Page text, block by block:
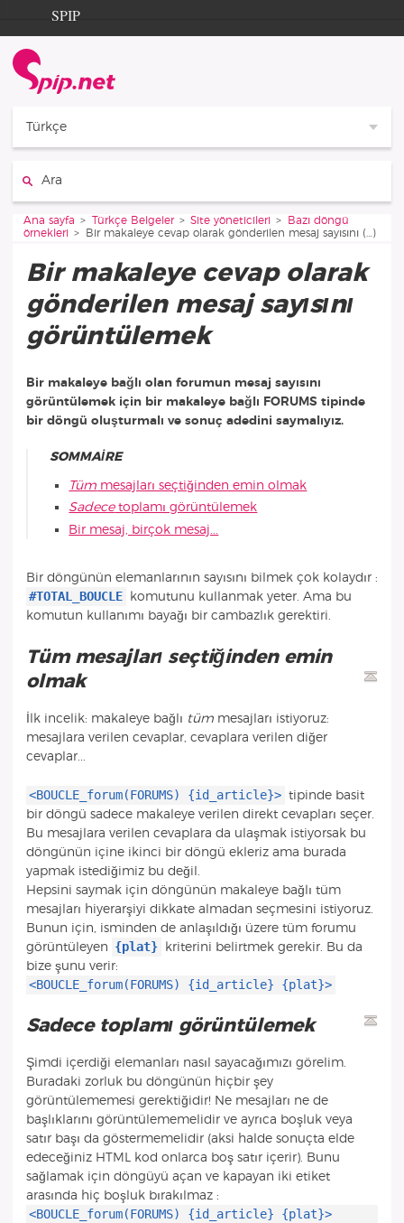
Aller au contenu
Aller à la navigation
SPIP
Documentation
Contribution
Türkçe
Vous êtes ici :
Ana sayfa Türkçe Belgeler Site yöneticileri
Bazı döngü
örnekleri
Bir makaleye cevap olarak gönderilen mesaj sayısını (…)
Bir makaleye cevap olarak
gönderilen mesaj sayısını
görüntülemek
Bir makaleye bağlı olan forumun mesaj sayısını
görüntülemek için bir makaleye bağlı FORUMS tipinde
bir döngü oluşturmalı ve sonuç adedini saymalıyız.
SOMMAIRE
Tüm mesajları seçtiğinden emin olmak
Sadecetoplamı görüntülemek
Bir mesaj, birçok mesaj...
Bir döngünün elemanlarının sayısını bilmek çok kolaydır :
#TOTAL_BOUCLE
komutunu kullanmak yeter. Ama bu
komutun kullanımı bayağı bir cambazlık gerektiri.
Tümmesajları seçtiğinden emin
olmak
İlk incelik: makaleye bağlı tümmesajları istiyoruz:
mesajlara verilen cevaplar, cevaplara verilen diğer
cevaplar...
<BOUCLE_forum(FORUMS) {id_article}> tipinde basit
bir döngü sadece makaleye verilen direkt cevapları seçer.
Bu mesajlara verilen cevaplara da ulaşmak istiyorsak bu
döngünün içine ikinci bir döngü ekleriz ama burada
yapmak istediğimiz bu değil.
Hepsini saymak için döngünün makaleye bağlı tüm
mesajları hiyerarşiyi dikkate almadan seçmesini istiyoruz.
Bunun için, isminden de anlaşıldığı üzere tüm forumu
görüntüleyen {plat} kriterini belirtmek gerekir. Bu da
bize şunu verir:
<BOUCLE_forum(FORUMS) {id_article} {plat}>
Sadecetoplamı görüntülemek
Şimdi içerdiği elemanları nasıl sayacağımızı görelim.
Buradaki zorluk bu döngünün hiçbir şey
görüntülememesi gerektiğidir! Ne mesajları ne de
başlıklarını görüntülememelidir ve ayrıca boşluk veya
satır başı da göstermemelidir (aksi halde sonuçta elde
edeceğiniz HTML kod onlarca boş satır içerir). Bunu
sağlamak için döngüyü açan ve kapayan iki etiket
arasında hiç boşluk bırakılmaz :
<BOUCLE_forum(FORUMS) {id_article} {plat}>